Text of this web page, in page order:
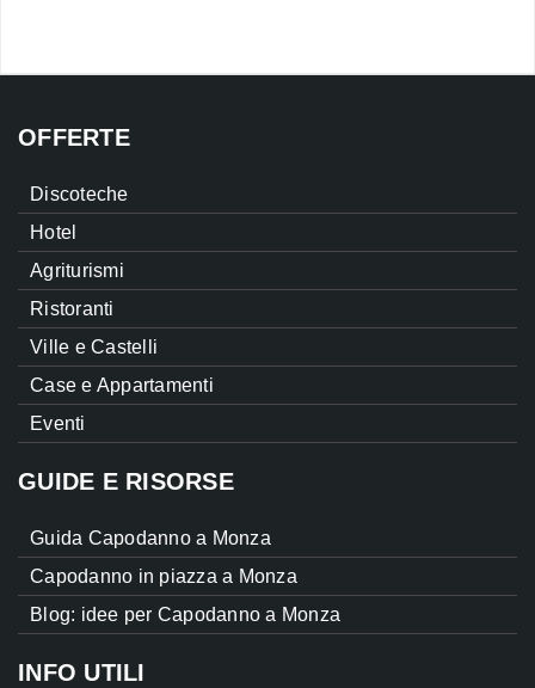
OFFERTE
Discoteche
Hotel
Agriturismi
Ristoranti
Ville e Castelli
Case e Appartamenti
Eventi
GUIDE E RISORSE
Guida Capodanno a Monza
Capodanno in piazza a Monza
Blog: idee per Capodanno a Monza
INFO UTILI